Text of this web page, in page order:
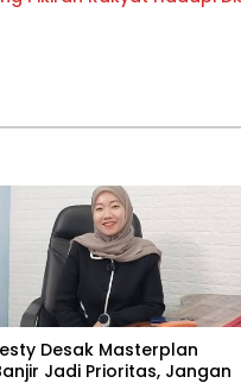
Desak Masterplan
Jadi Prioritas, Jangan